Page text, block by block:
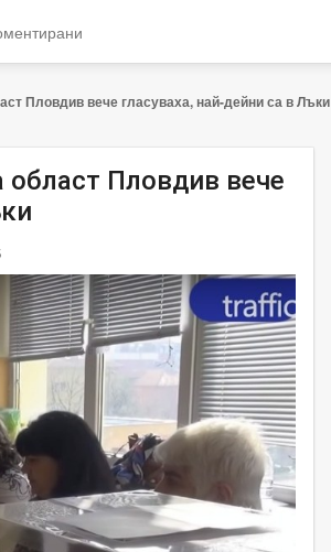
Пловдив вече гласуваха, най-дейни са в Лъки
област Пловдив вече